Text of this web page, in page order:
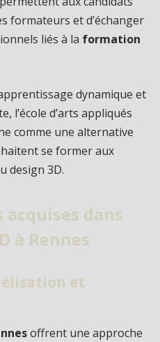
formateurs et d’échanger
liés à la formation
dynamique et
l’école d’arts appliqués
comme une alternative
se former aux
design 3D.
acquises dans
à Rennes
et
offrent une approche